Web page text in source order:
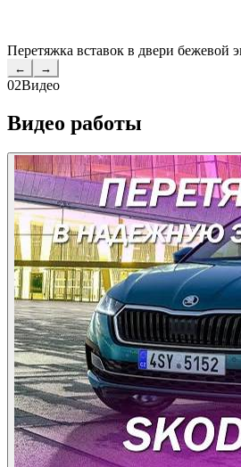
Перетяжка вставок в двери бежевой
← →
02Видео
Видео работы